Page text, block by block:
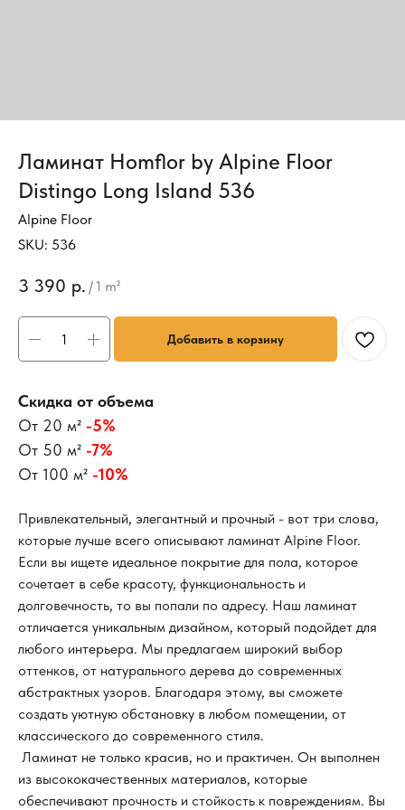
Ламинат Homflor by Alpine Floor
Distingo Long Island 536
Alpine Floor
SKU: 536
3 390 р. /1 m²
Добавить в корзину
Скидка от объема
От 20 м² -5%
От 50 м² -7%
От 100 м² -10%
Привлекательный, элегантный и прочный - вот три слова,
которые лучше всего описывают ламинат Alpine Floor.
Если вы ищете идеальное покрытие для пола, которое
сочетает в себе красоту, функциональность и
долговечность, то вы попали по адресу. Наш ламинат
отличается уникальным дизайном, который подойдет для
любого интерьера. Мы предлагаем широкий выбор
оттенков, от натурального дерева до современных
абстрактных узоров. Благодаря этому, вы сможете
создать уютную обстановку в любом помещении, от
классического до современного стиля.
Ламинат не только красив, но и практичен. Он выполнен
из высококачественных материалов, которые
обеспечивают прочность и стойкость к повреждениям. Вы